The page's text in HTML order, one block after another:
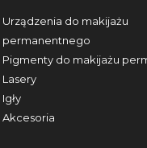
Urządzenia do makijażu
permanentnego
Pigmenty do makijażu
Lasery
Igły
Akcesoria